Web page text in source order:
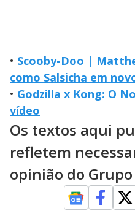
• Scooby-Doo |
como Salsicha em
• Godzilla x Kong: O
vídeo
Os textos aqui
refletem
opinião do Grupo